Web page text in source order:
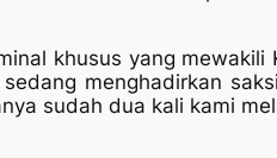
khusus yang
menghadirkan
sudah dua kali kami